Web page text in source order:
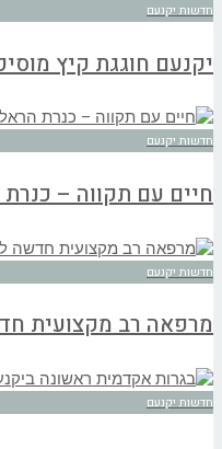
חדשות יקנעם
יקנעם חוגגת קיץ
חדשות יקנעם
חיים עם תקווה –
חדשות יקנעם
מרפאה רב מקצועית
חדשות יקנעם